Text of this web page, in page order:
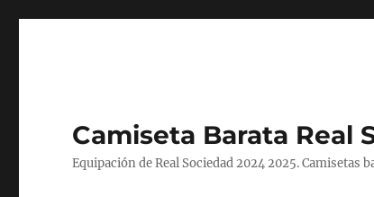
Camiseta Barata Real
Equipación de Real Sociedad 2024 2025.